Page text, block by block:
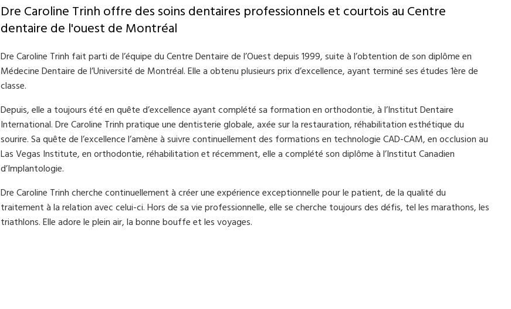
Dre Caroline Trinh offre des soins dentaires professionnels et courtois au Centre
dentaire de l'ouest de Montréal
Dre Caroline Trinh fait parti de l’équipe du Centre Dentaire de l’Ouest depuis 1999, suite à l’obtention de son diplôme en
Médecine Dentaire de l’Université de Montréal. Elle a obtenu plusieurs prix d’excellence, ayant terminé ses études 1ère de
classe.
Depuis, elle a toujours été en quête d’excellence ayant complété sa formation en orthodontie, à l’Institut Dentaire
International. Dre Caroline Trinh pratique une dentisterie globale, axée sur la restauration, réhabilitation esthétique du
sourire. Sa quête de l’excellence l’amène à suivre continuellement des formations en technologie CAD-CAM, en occlusion au
Las Vegas Institute, en orthodontie, réhabilitation et récemment, elle a complété son diplôme à l’Institut Canadien
d’Implantologie.
Dre Caroline Trinh cherche continuellement à créer une expérience exceptionnelle pour le patient, de la qualité du
traitement à la relation avec celui-ci. Hors de sa vie professionnelle, elle se cherche toujours des défis, tel les marathons, les
triathlons. Elle adore le plein air, la bonne bouffe et les voyages.